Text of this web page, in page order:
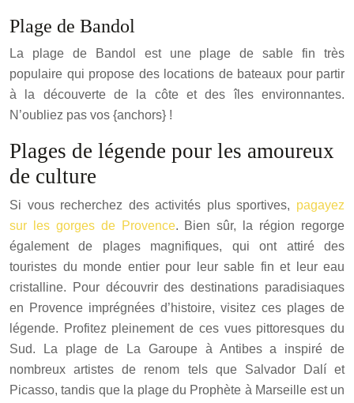
Plage de Bandol
La plage de Bandol est une plage de sable fin très
populaire qui propose des locations de bateaux pour partir
à la découverte de la côte et des îles environnantes.
N’oubliez pas vos {anchors} !
Plages de légende pour les amoureux
de culture
Si vous recherchez des activités plus sportives, pagayez
sur les gorges de Provence. Bien sûr, la région regorge
également de plages magnifiques, qui ont attiré des
touristes du monde entier pour leur sable fin et leur eau
cristalline. Pour découvrir des destinations paradisiaques
en Provence imprégnées d’histoire, visitez ces plages de
légende. Profitez pleinement de ces vues pittoresques du
Sud. La plage de La Garoupe à Antibes a inspiré de
nombreux artistes de renom tels que Salvador Dalí et
Picasso, tandis que la plage du Prophète à Marseille est un